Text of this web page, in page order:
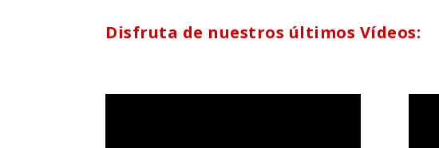
Disfruta de nuestros últimos Vídeos: